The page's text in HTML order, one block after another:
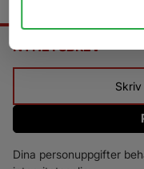
NYHETSBREV
Dina personuppgifter